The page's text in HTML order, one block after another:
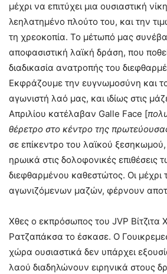
μέχρι να επιτύχει μια ουσιαστική
λεηλατημένο πλούτο του, και την
τη χρεοκοπία. Το μέτωπό μας
αποφασιστική λαϊκή δράση, που
διαδικασία ανατροπής του
Εκφράζουμε την ευγνωμοσύνη και
αγωνιστή λαό μας, και ιδίως στις
Απριλίου κατέλαβαν Galle Face [
θέρετρο στο κέντρο της
σε επίκεντρο του λαϊκού
ηρωικά στις δολοφονικές επιθέσεις
διεφθαρμένου καθεστώτος. Οι μέχρι
αγωνιζόμενων μαζών, φέρνουν
Χθες ο εκπρόσωπος του JVP Βίτζιτα
Ρατζαπάκσα το έσκασε. Ο
χώρα ουσιαστικά δεν υπάρχει
λαού διαδηλώνουν ειρηνικά στους